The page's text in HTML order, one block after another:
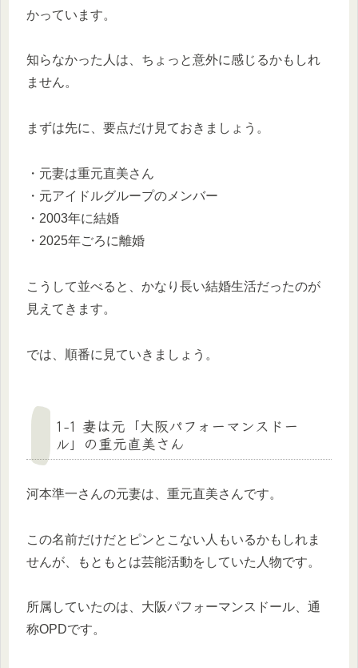
かっています。
知らなかった人は、ちょっと意外に感じるかもしれ
ません。
まずは先に、要点だけ見ておきましょう。
・元妻は重元直美さん
・元アイドルグループのメンバー
・2003年に結婚
・2025年ごろに離婚
こうして並べると、かなり長い結婚生活だったのが
見えてきます。
では、順番に見ていきましょう。
1-1 妻は元「大阪パフォーマンスドー
ル」の重元直美さん
河本準一さんの元妻は、重元直美さんです。
この名前だけだとピンとこない人もいるかもしれま
せんが、もともとは芸能活動をしていた人物です。
所属していたのは、大阪パフォーマンスドール、通
称OPDです。